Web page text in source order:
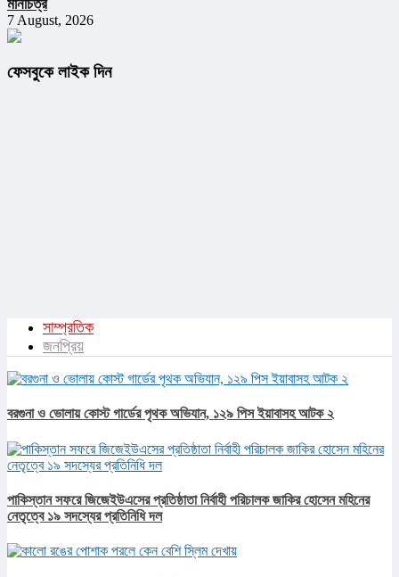
মানচিত্র
7 August, 2026
ফেসবুকে লাইক দিন
সাম্প্রতিক
জনপ্রিয়
বরগুনা ও ভোলায় কোস্ট গার্ডের পৃথক অভিযান, ১২৯ পিস ইয়াবাসহ আটক ২
পাকিস্তান সফরে জিজেইউএসের প্রতিষ্ঠাতা নির্বাহী পরিচালক জাকির হোসেন মহিনের
নেতৃত্বে ১৯ সদস্যের প্রতিনিধি দল